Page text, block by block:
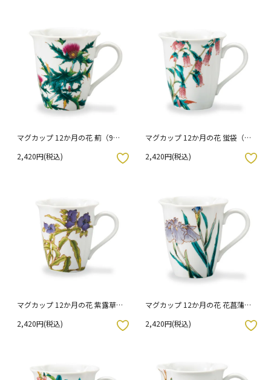
マグカップ 12か月の花 薊（9
2,420円(税込)
マグカップ 12か月の花 蛍袋（8
2,420円(税込)
お気に入りボタン
マグカップ 12か月の花 紫露草
2,420円(税込)
マグカップ 12か月の花 花菖蒲
2,420円(税込)
お気に入りボタン